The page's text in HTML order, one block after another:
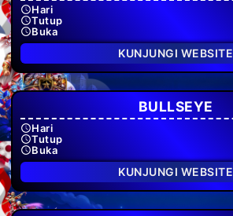
Hari
Tutup
Buka
KUNJUNGI WEBSITE
BULLSEYE
Hari
Tutup
Buka
KUNJUNGI WEBSITE